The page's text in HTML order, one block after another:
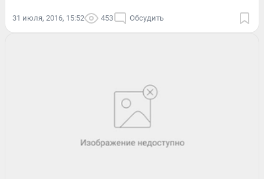
31 июля, 2016, 15:52 453 Обсудить